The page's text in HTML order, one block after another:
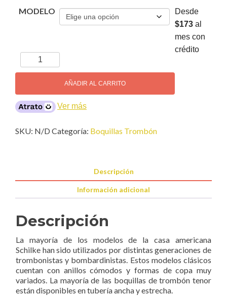
MODELO
Schilke
Boquilla
Tenor
cantidad
AÑADIR AL CARRITO
Desde
$173 al
mes con
crédito
Ver más
SKU: N/D Categoría: Boquillas Trombón
Descripción
Información adicional
Descripción
La mayoría de los modelos de la casa americana
Schilke han sido utilizados por distintas generaciones de
trombonistas y bombardinistas. Estos modelos clásicos
cuentan con anillos cómodos y formas de copa muy
variados. La mayoría de las boquillas de trombón tenor
están disponibles en tubería ancha y estrecha.